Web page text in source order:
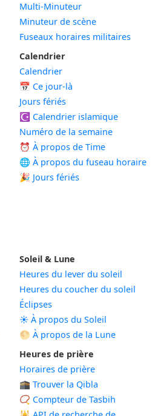
Multi-Minuteur
Minuteur de scène
Fuseaux horaires militaires
Calendrier
Calendrier
📅 Ce jour-là
Jours fériés
☪️ Calendrier islamique
Numéro de la semaine
⏰ À propos de Time
🌐 À propos du fuseau horaire
🎉 Jours fériés
Soleil & Lune
Heures du lever du soleil
Heures du coucher du soleil
Éclipses
☀️ À propos du Soleil
🌕 À propos de la Lune
Heures de prière
Horaires de prière
🕋 Trouver la Qibla
📿 Compteur de Tasbih